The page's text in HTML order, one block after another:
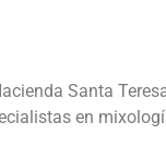
Santa
en